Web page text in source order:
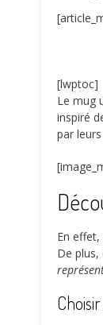
[lwptoc]
Le mug
inspiré
par
En
De